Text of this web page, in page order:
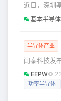
领域，下游
求基数大、
格局以及国
赛道发展底
近日，深圳
格评定国家
标准，所出
基本半导体
基本半导体
半导体产业
闻泰科技发
务所对公司
了无法表示
EEPW
功率半导体